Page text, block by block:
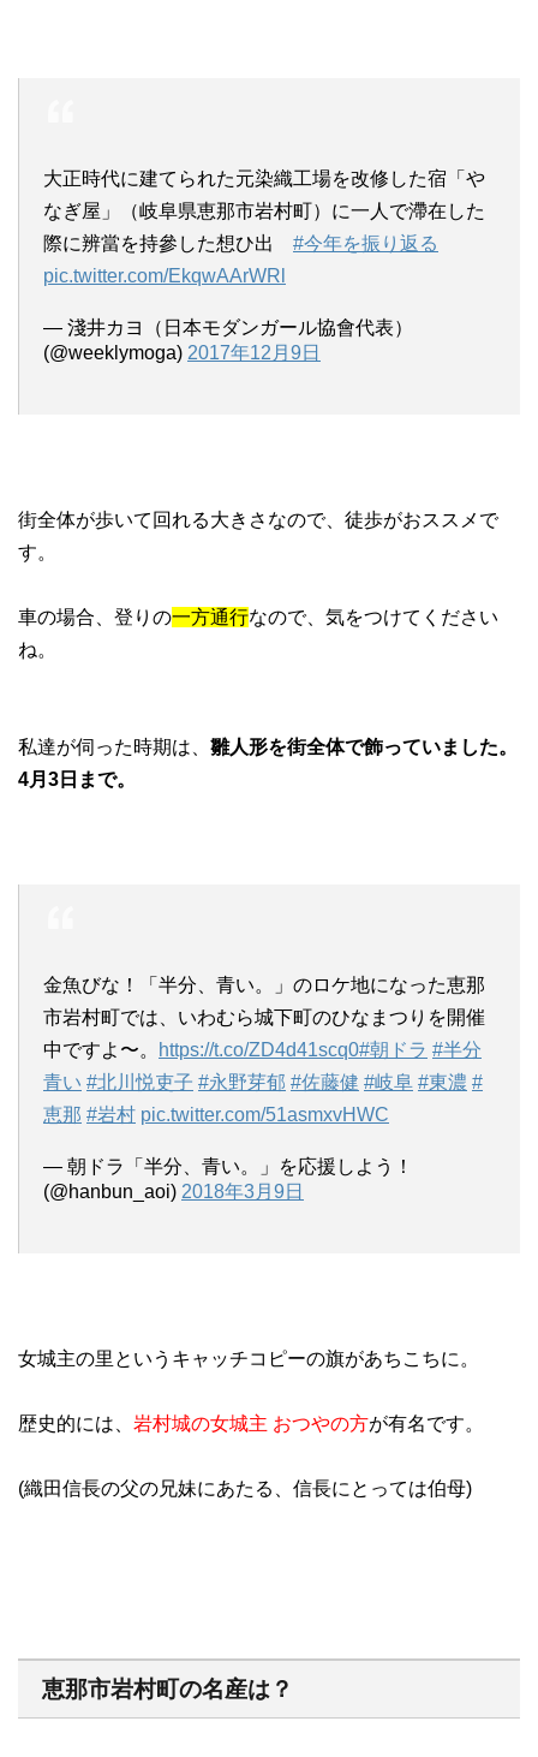
大正時代に建てられた元染織工場を改修した宿「や
なぎ屋」（岐阜県恵那市岩村町）に一人で滯在した
際に辨當を持參した想ひ出 #今年を振り返る
pic.twitter.com/EkqwAArWRl
— 淺井カヨ（日本モダンガール協會代表）
(@weeklymoga) 2017年12月9日
街全体が歩いて回れる大きさなので、徒歩がおススメで
す。
車の場合、登りの一方通行なので、気をつけてください
ね。
私達が伺った時期は、 雛人形を街全体で飾っていました。
4月3日まで。
金魚びな！「半分、青い。」のロケ地になった恵那
市岩村町では、いわむら城下町のひなまつりを開催
中ですよ〜。
https://t.co/ZD4d41scq0#朝ドラ #半分
青い #北川悦吏子 #永野芽郁 #佐藤健 #岐阜 #東濃 #
恵那 #岩村 pic.twitter.com/51asmxvHWC
— 朝ドラ「半分、青い。」を応援しよう！
(@hanbun_aoi) 2018年3月9日
女城主の里というキャッチコピーの旗があちこちに。
歴史的には、 岩村城の女城主 おつやの方が有名です。
(織田信長の父の兄妹にあたる、信長にとっては伯母)
恵那市岩村町の名産は？